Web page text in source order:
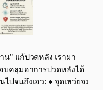
น" แก้ปวดหลัง เรามา
คลุมอาการปวดหลังได้
ปจนถึงเอว: ● จุดเหว่ยจง